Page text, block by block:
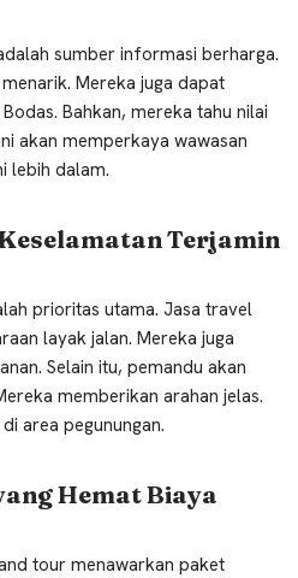
sumber informasi berharga.
Mereka juga dapat
Bahkan, mereka tahu nilai
akan memperkaya wawasan
lebih dalam.
Terjamin
prioritas utama. Jasa travel
layak jalan. Mereka juga
Selain itu, pemandu akan
memberikan arahan jelas.
area pegunungan.
Hemat Biaya
tour menawarkan paket